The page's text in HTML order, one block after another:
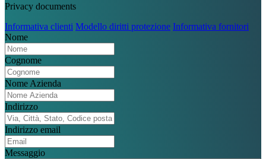
Privacy documents
Informativa clienti Modello diritti protezione Informativa fornitori
Nome
Cognome
Nome Azienda
Indirizzo
Indirizzo email
Messaggio